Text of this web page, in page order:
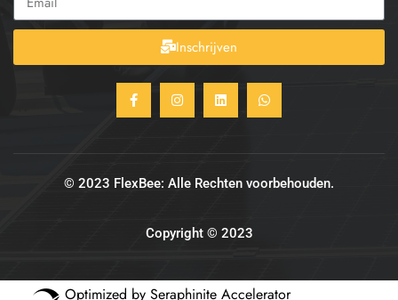
Inschrijven
© 2023 FlexBee: Alle Rechten voorbehouden.
Copyright © 2023
Optimized by Seraphinite Accelerator